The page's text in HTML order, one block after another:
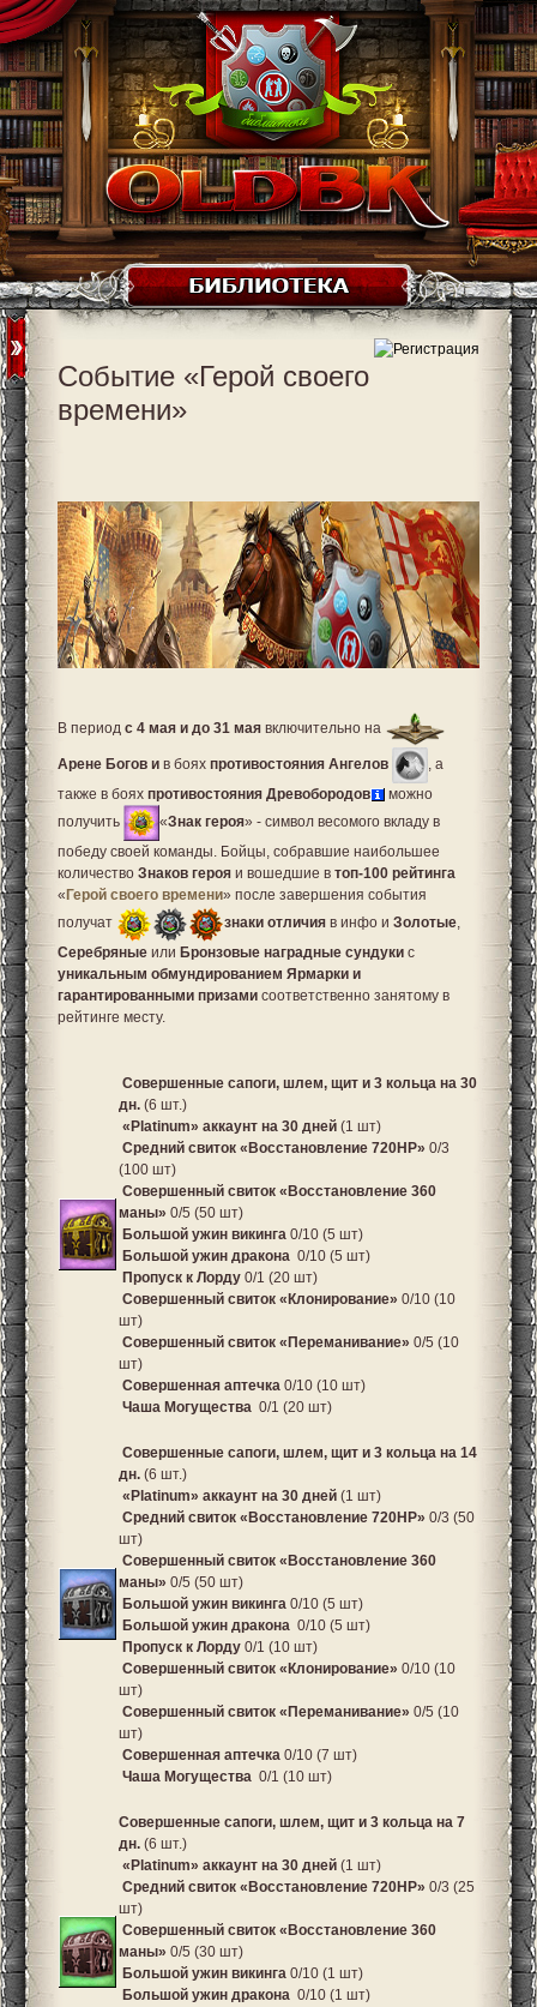
Событие «Герой своего
времени»
В период с 4 мая и до 31 мая включительно на
Арене Богов и в боях противостояния Ангелов
, а
также в боях противостояния Древобородов
можно
получить
«Знак героя» - символ весомого вкладу в
победу своей команды. Бойцы, собравшие наибольшее
количество Знаков героя и вошедшие в топ-100 рейтинга
« Герой своего времени» после завершения события
получат
знаки отличия в инфо и Золотые,
Серебряные или Бронзовые наградные сундуки с
уникальным обмундированием Ярмарки и
гарантированными призами соответственно занятому в
рейтинге месту.
Совершенные сапоги, шлем, щит и 3 кольца на 30
дн. (6 шт.)
«Platinum» аккаунт на 30 дней (1 шт)
Средний свиток «Восстановление 720HP» 0/3
(100 шт)
Совершенный свиток «Восстановление 360
маны» 0/5 (50 шт)
Большой ужин викинга 0/10 (5 шт)
Большой ужин дракона 0/10 (5 шт)
Пропуск к Лорду 0/1 (20 шт)
Совершенный свиток «Клонирование» 0/10 (10
шт)
Совершенный свиток «Переманивание» 0/5 (10
шт)
Совершенная аптечка 0/10 (10 шт)
Чаша Могущества 0/1 (20 шт)
Совершенные сапоги, шлем, щит и 3 кольца на 14
дн. (6 шт.)
«Platinum» аккаунт на 30 дней (1 шт)
Средний свиток «Восстановление 720HP» 0/3 (50
шт)
Совершенный свиток «Восстановление 360
маны» 0/5 (50 шт)
Большой ужин викинга 0/10 (5 шт)
Большой ужин дракона 0/10 (5 шт)
Пропуск к Лорду 0/1 (10 шт)
Совершенный свиток «Клонирование» 0/10 (10
шт)
Совершенный свиток «Переманивание» 0/5 (10
шт)
Совершенная аптечка 0/10 (7 шт)
Чаша Могущества 0/1 (10 шт)
Совершенные сапоги, шлем, щит и 3 кольца на 7
дн. (6 шт.)
«Platinum» аккаунт на 30 дней (1 шт)
Средний свиток «Восстановление 720HP» 0/3 (25
шт)
Совершенный свиток «Восстановление 360
маны» 0/5 (30 шт)
Большой ужин викинга 0/10 (1 шт)
Большой ужин дракона 0/10 (1 шт)